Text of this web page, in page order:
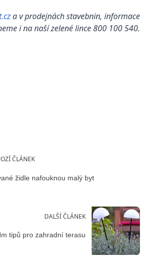
a v prodejnách stavebnin, informace
i na naší zelené lince 800 100 540.
ČLÁNEK
židle nafouknou malý byt
DALŠÍ ČLÁNEK
Sedm tipů pro zahradní terasu